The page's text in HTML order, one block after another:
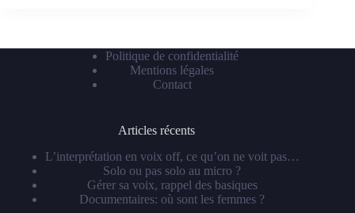
Politique de confidentialité
Mentions légales
Contact
Articles récents
L’interprétation en voix off, ce qu’on ne voit pas…
Solo ou pas solo au micro ?
Gérer sa voix, rappel des basiques
Documentaires: où sont les femmes ?